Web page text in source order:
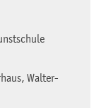
Walter-